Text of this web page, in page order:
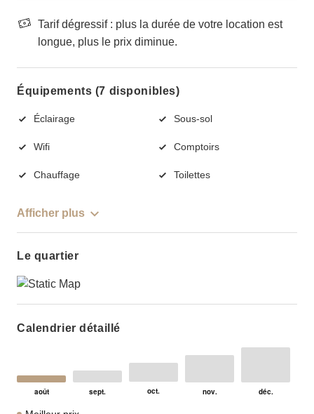
Tarif dégressif : plus la durée de votre location est
longue, plus le prix diminue.
Équipements (7 disponibles)
Éclairage Sous-sol
Wifi Comptoirs
Chauffage Toilettes
Afficher plus
Le quartier
Calendrier détaillé